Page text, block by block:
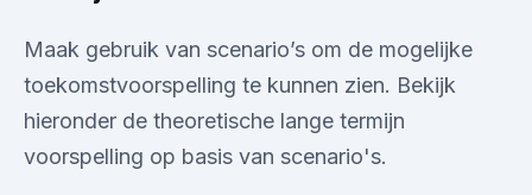
Maak gebruik van scenario’s om de mogelijke
toekomstvoorspelling te kunnen zien. Bekijk
hieronder de theoretische lange termijn
voorspelling op basis van scenario's.